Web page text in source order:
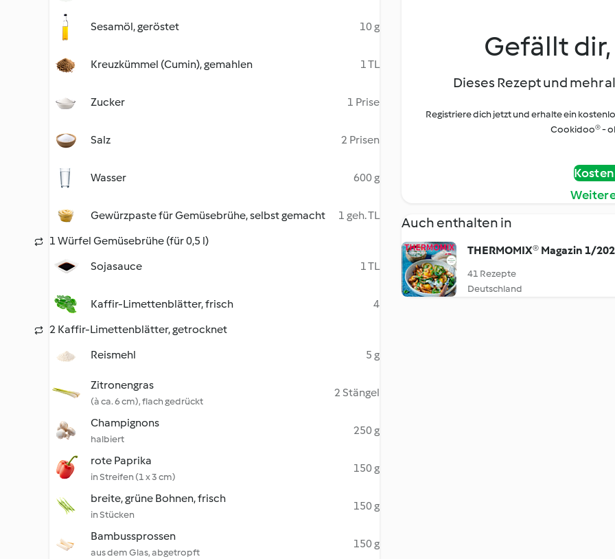
Sesamöl, geröstet 10 g
Kreuzkümmel (Cumin), gemahlen 1 TL
Zucker 1 Prise
Salz 2 Prisen
Wasser 600 g
Gewürzpaste für Gemüsebrühe, selbst gemacht
1 geh. TL
1 Würfel Gemüsebrühe (für 0,5 l)
Sojasauce
1 TL
Kaffir-Limettenblätter, frisch
4
2 Kaffir-Limettenblätter, getrocknet
Reismehl
5 g
Zitronengras
(à ca. 6 cm), flach gedrückt
2 Stängel
Champignons
halbiert
250 g
rote Paprika
in Streifen (1 x 3 cm)
150 g
breite, grüne Bohnen, frisch
in Stücken
150 g
Bambussprossen
aus dem Glas, abgetropft
150 g
Gefällt
Dieses Rezept und mehr
Registriere dich jetzt und erhalte ein
Cookidoo® -
Auch enthalten in
THERMOMIX® Magazin 1/
41 Rezepte
Deutschland